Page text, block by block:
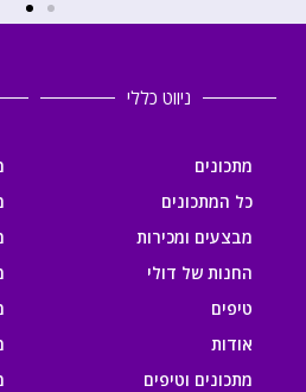
ניווט כללי
מתכונים
כל המתכונים
מבצעים ומכירות
החנות של דולי
טיפים
אודות
מתכונים וטיפים